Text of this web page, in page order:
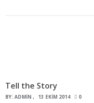
Tell the Story
BY:ADMIN 13 EKIM 2014 0